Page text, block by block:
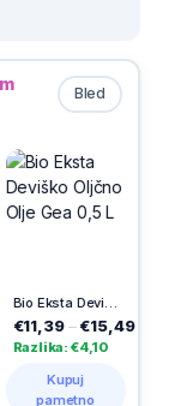
Bled
Bio Eksta Deviško Oljčno Olje Gea 0,5 L
€15,49 €3,69–
Razlika: €1,30